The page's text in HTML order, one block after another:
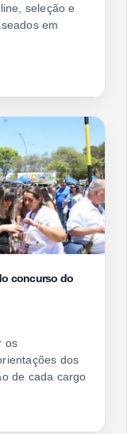
seleção e
em
concurso do
os
dos
de cada cargo